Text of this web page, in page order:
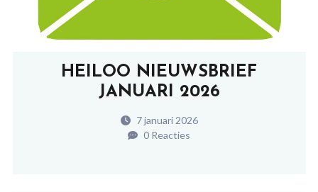
HEILOO NIEUWSBRIEF
JANUARI 2026
7 januari 2026
0 Reacties